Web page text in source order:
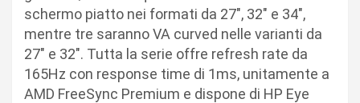
schermo piatto nei formati da 27″, 32″ e 34″,
mentre tre saranno VA curved nelle varianti da
27″ e 32″. Tutta la serie offre refresh rate da
165Hz con response time di 1ms, unitamente a
AMD FreeSync Premium e dispone di HP Eye